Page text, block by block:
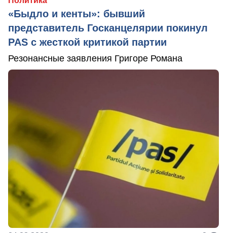
«Быдло и кенты»: бывший
представитель Госканцелярии покинул
PAS с жесткой критикой партии
Резонансные заявления Григоре Романа